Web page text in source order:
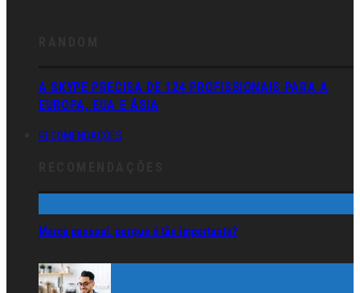
A SKYPE PRECISA DE 124 PROFISSIONAIS PARA A
EUROPA, EUA E ÁSIA
RECOMENDAÇÕES
Marca pessoal: porque é tão importante?